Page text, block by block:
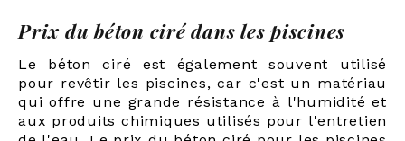
Prix du béton ciré dans les piscines
Le béton ciré est également souvent utilisé
pour revêtir les piscines, car c'est un matériau
qui offre une grande résistance à l'humidité et
aux produits chimiques utilisés pour l'entretien